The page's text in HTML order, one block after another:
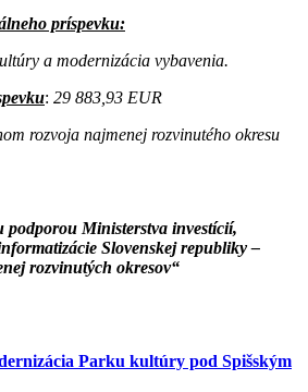
príspevku:
a modernizácia vybavenia.
: 29 883,93 EUR
rozvoja najmenej rozvinutého okresu
podporou Ministerstva investícií,
Slovenskej republiky –
rozvinutých okresov“
Parku kultúry pod Spišským